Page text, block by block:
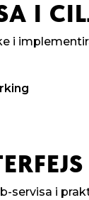
I
i
servisa i